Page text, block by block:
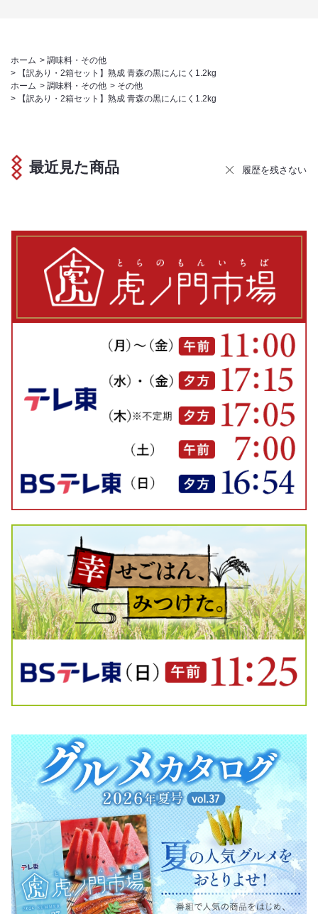
ホーム > 調味料・その他
>
【訳あり・2箱セット】熟成 青森の黒にんにく1.2kg
ホーム > 調味料・その他 > その他
>
【訳あり・2箱セット】熟成 青森の黒にんにく1.2kg
最近見た商品 履歴を残さない